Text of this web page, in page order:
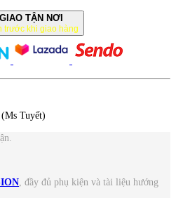
TẬN NƠI
trước khi giao hàng
(Ms Tuyết)
, đầy đủ phụ kiện và tài liệu hướng